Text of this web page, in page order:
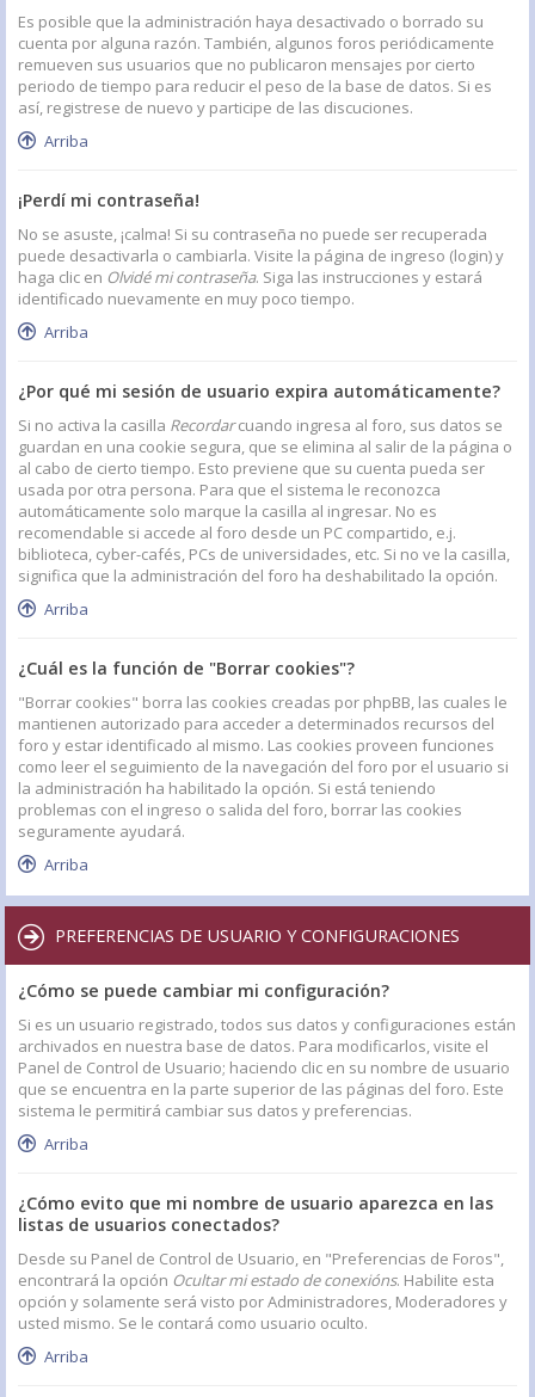
Es posible que la administración haya desactivado o borrado su
cuenta por alguna razón. También, algunos foros periódicamente
remueven sus usuarios que no publicaron mensajes por cierto
periodo de tiempo para reducir el peso de la base de datos. Si es
así, registrese de nuevo y participe de las discuciones.
Arriba
¡Perdí mi contraseña!
No se asuste, ¡calma! Si su contraseña no puede ser recuperada
puede desactivarla o cambiarla. Visite la página de ingreso (login) y
haga clic en Olvidé mi contraseña. Siga las instrucciones y estará
identificado nuevamente en muy poco tiempo.
Arriba
¿Por qué mi sesión de usuario expira automáticamente?
Si no activa la casilla Recordarcuando ingresa al foro, sus datos se
guardan en una cookie segura, que se elimina al salir de la página o
al cabo de cierto tiempo. Esto previene que su cuenta pueda ser
usada por otra persona. Para que el sistema le reconozca
automáticamente solo marque la casilla al ingresar. No es
recomendable si accede al foro desde un PC compartido, e.j.
biblioteca, cyber-cafés, PCs de universidades, etc. Si no ve la casilla,
significa que la administración del foro ha deshabilitado la opción.
Arriba
¿Cuál es la función de "Borrar cookies"?
"Borrar cookies" borra las cookies creadas por phpBB, las cuales le
mantienen autorizado para acceder a determinados recursos del
foro y estar identificado al mismo. Las cookies proveen funciones
como leer el seguimiento de la navegación del foro por el usuario si
la administración ha habilitado la opción. Si está teniendo
problemas con el ingreso o salida del foro, borrar las cookies
seguramente ayudará.
Arriba
PREFERENCIAS DE USUARIO Y CONFIGURACIONES
¿Cómo se puede cambiar mi configuración?
Si es un usuario registrado, todos sus datos y configuraciones están
archivados en nuestra base de datos. Para modificarlos, visite el
Panel de Control de Usuario; haciendo clic en su nombre de usuario
que se encuentra en la parte superior de las páginas del foro. Este
sistema le permitirá cambiar sus datos y preferencias.
Arriba
¿Cómo evito que mi nombre de usuario aparezca en las
listas de usuarios conectados?
Desde su Panel de Control de Usuario, en "Preferencias de Foros",
encontrará la opción Ocultar mi estado de conexións. Habilite esta
opción y solamente será visto por Administradores, Moderadores y
usted mismo. Se le contará como usuario oculto.
Arriba